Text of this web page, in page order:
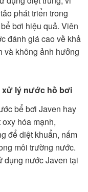
phát triển trong
bơi hiệu quả. Viên
đánh giá cao về khả
và không ảnh hưởng
xử lý nước hồ bơi
bể bơi Javen hay
hóa mạnh,
để diệt khuẩn, nấm
môi trường nước.
dụng nước Javen tại